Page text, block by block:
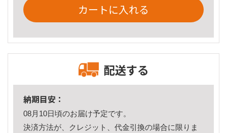
カートに入れる
配送する
納期目安：
08月10日頃のお届け予定です。
決済方法が、クレジット、代金引換の場合に限りま